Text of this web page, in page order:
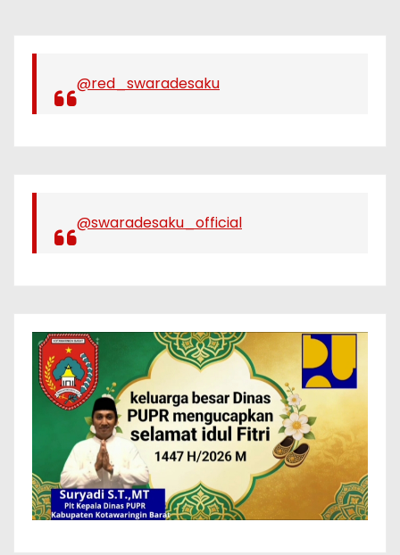
@red_swaradesaku
@swaradesaku_official